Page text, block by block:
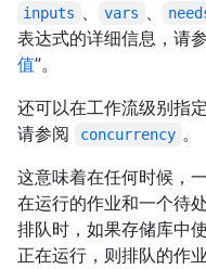
inputs 、 vars 、
表达式的详细信息，请
值”。
还可以在工作流级别指定
请参阅
concurrency 。
这意味着在任何时候，
在运行的作业和一个待
排队时，如果存储库中
正在运行，则排队的作